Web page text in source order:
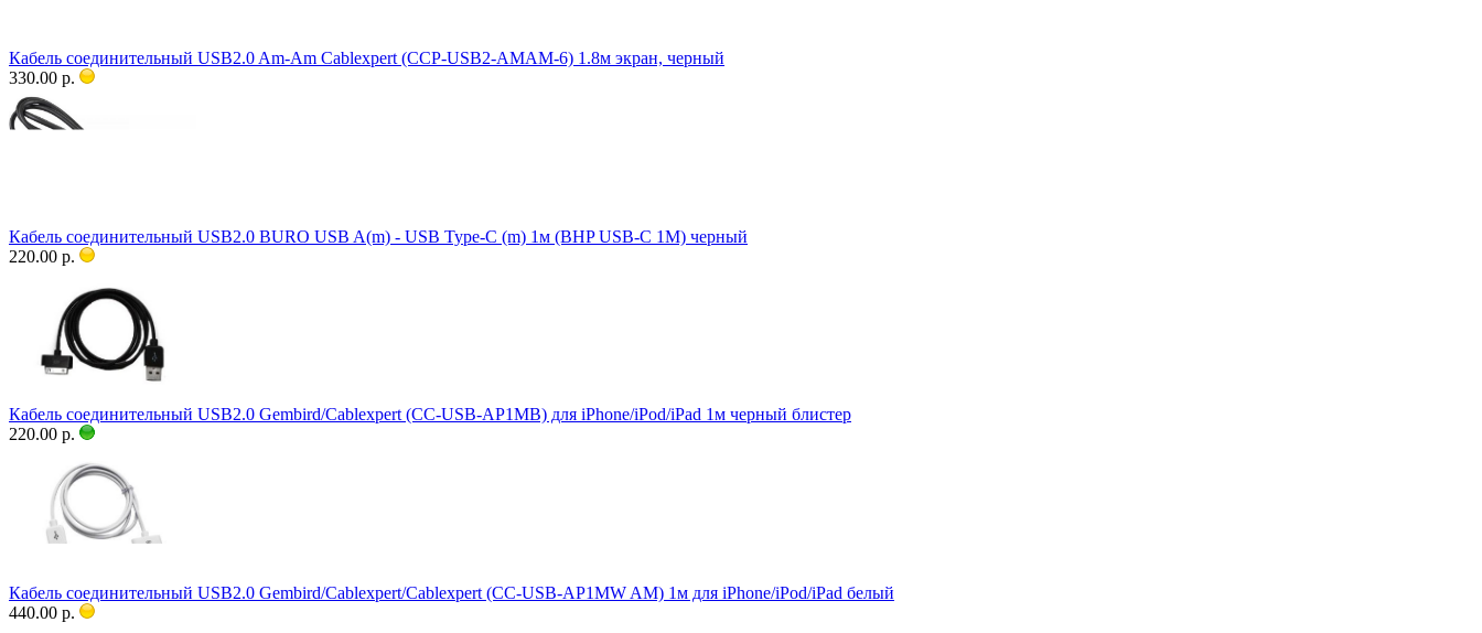
Кабель соединительный USB2.0 Am-Am Cablexpert (CCP-USB2-AMAM-6) 1.8м экран, черный
330.00 р.
Кабель соединительный USB2.0 BURO USB A(m) - USB Type-C (m) 1м (BHP USB-C 1M) черный
220.00 р.
Кабель соединительный USB2.0 Gembird/Cablexpert (CC-USB-AP1MB) для iPhone/iPod/iPad 1м черный блистер
220.00 р.
Кабель соединительный USB2.0 Gembird/Cablexpert/Cablexpert (CC-USB-AP1MW AM) 1м для iPhone/iPod/iPad белый
440.00 р.